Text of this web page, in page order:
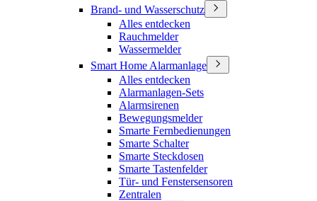
Brand- und Wasserschutz
Alles entdecken
Rauchmelder
Wassermelder
Smart Home Alarmanlage
Alles entdecken
Alarmanlagen-Sets
Alarmsirenen
Bewegungsmelder
Smarte Fernbedienungen
Smarte Schalter
Smarte Steckdosen
Smarte Tastenfelder
Tür- und Fenstersensoren
Zentralen